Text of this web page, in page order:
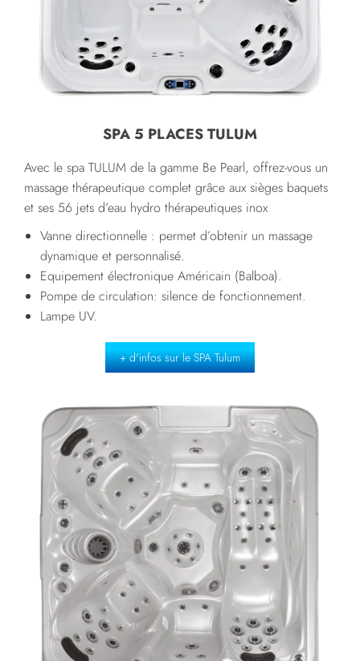
SPA 5 PLACES TULUM
Avec le spa TULUM de la gamme Be Pearl, offrez-vous un
massage thérapeutique complet grâce aux sièges baquets
et ses 56 jets d’eau hydro thérapeutiques inox
Vanne directionnelle : permet d’obtenir un massage
dynamique et personnalisé.
Equipement électronique Américain (Balboa).
Pompe de circulation: silence de fonctionnement.
Lampe UV.
+ d'infos sur le SPA Tulum